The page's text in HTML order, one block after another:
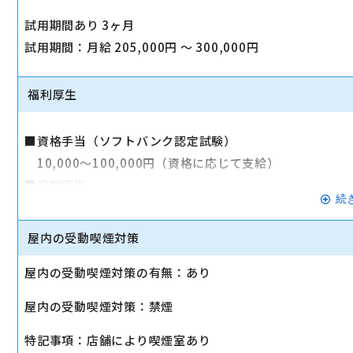
試用期間あり 3ヶ月
試用期間：月給 205,000円 〜 300,000円
福利厚生
■資格手当（ソフトバンク認定試験）
10,000～100,000円（資格に応じて支給）
■役割手当
■地域手当（勤務地に応じて支給）※固定給込
■時間外手当（全額支給）
■社会保険完備（雇用、労災、健康、厚生年金）
■交通費支給(月最大5万円)
続
屋内の受動喫煙対策
屋内の受動喫煙対策の有無：あり
屋内の受動喫煙対策：禁煙
特記事項：店舗により喫煙室あり